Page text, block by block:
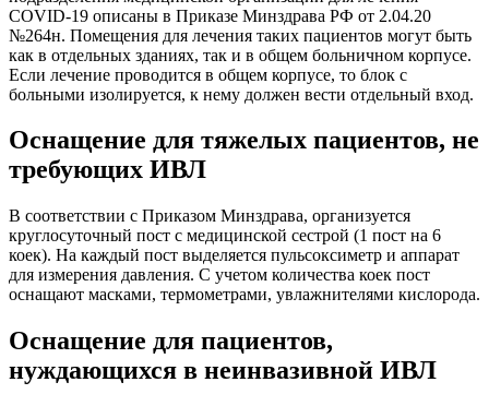
COVID-19 описаны в Приказе Минздрава РФ от 2.04.20
№264н. Помещения для лечения таких пациентов могут быть
как в отдельных зданиях, так и в общем больничном корпусе.
Если лечение проводится в общем корпусе, то блок с
больными изолируется, к нему должен вести отдельный вход.
Оснащение для тяжелых пациентов, не
требующих ИВЛ
В соответствии с Приказом Минздрава, организуется
круглосуточный пост с медицинской сестрой (1 пост на 6
коек). На каждый пост выделяется пульсоксиметр и аппарат
для измерения давления. С учетом количества коек пост
оснащают масками, термометрами, увлажнителями кислорода.
Оснащение для пациентов,
нуждающихся в неинвазивной ИВЛ